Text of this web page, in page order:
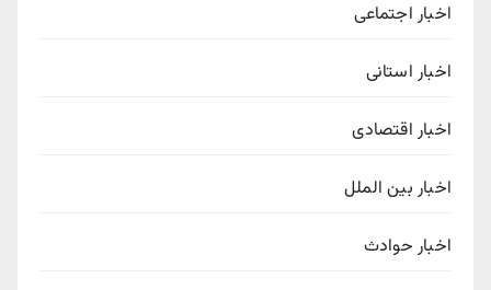
اخبار اجتماعی
اخبار استانی
اخبار اقتصادی
اخبار بین الملل
اخبار حوادث